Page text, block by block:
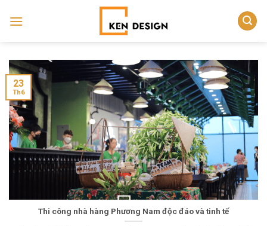
Thi công nhà hàng Phương Nam độc đáo và tinh tế
23
Th6